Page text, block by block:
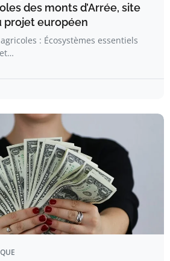
des monts d’Arrée, site
projet européen
: Écosystèmes essentiels